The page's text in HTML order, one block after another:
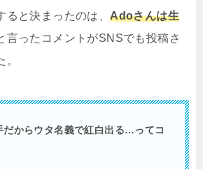
ると決まったのは、Adoさんは生
言ったコメントがSNSでも投稿さ
だからウタ名義で紅白出る…ってコ